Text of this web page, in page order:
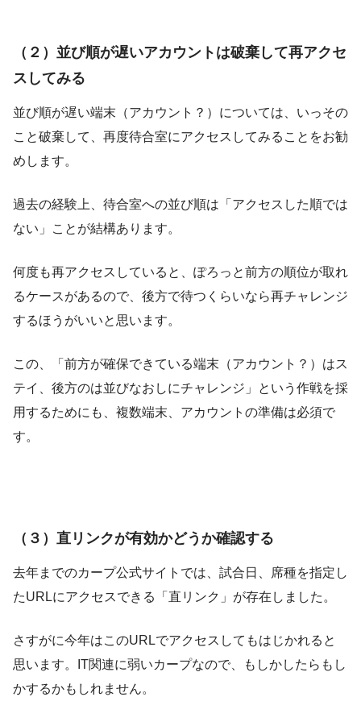
（２）並び順が遅いアカウントは破棄して再アクセ
スしてみる
並び順が遅い端末（アカウント？）については、いっその
こと破棄して、再度待合室にアクセスしてみることをお勧
めします。
過去の経験上、待合室への並び順は「アクセスした順では
ない」ことが結構あります。
何度も再アクセスしていると、ぽろっと前方の順位が取れ
るケースがあるので、後方で待つくらいなら再チャレンジ
するほうがいいと思います。
この、「前方が確保できている端末（アカウント？）はス
テイ、後方のは並びなおしにチャレンジ」という作戦を採
用するためにも、複数端末、アカウントの準備は必須で
す。
（３）直リンクが有効かどうか確認する
去年までのカープ公式サイトでは、試合日、席種を指定し
たURLにアクセスできる「直リンク」が存在しました。
さすがに今年はこのURLでアクセスしてもはじかれると
思います。IT関連に弱いカープなので、もしかしたらもし
かするかもしれません。